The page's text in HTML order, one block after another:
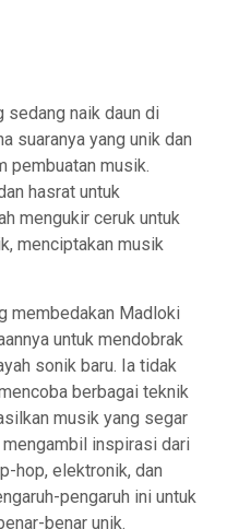
sedang naik daun di
suaranya yang unik dan
pembuatan musik.
hasrat untuk
mengukir ceruk untuk
menciptakan musik
membedakan Madloki
untuk mendobrak
sonik baru. Ia tidak
berbagai teknik
musik yang segar
inspirasi dari
hop, elektronik, dan
pengaruh ini untuk
benar unik.